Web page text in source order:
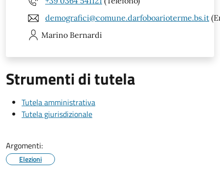
demografici@comune.darfoboarioterme.bs.it
Marino Bernardi
Strumenti di tutela
Tutela amministrativa
Tutela giurisdizionale
Argomenti:
Elezioni